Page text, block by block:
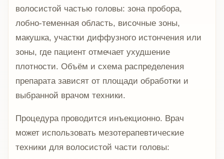
волосистой частью головы: зона пробора,
лобно-теменная область, височные зоны,
макушка, участки диффузного истончения или
зоны, где пациент отмечает ухудшение
плотности. Объём и схема распределения
препарата зависят от площади обработки и
выбранной врачом техники.
Процедура проводится инъекционно. Врач
может использовать мезотерапевтические
техники для волосистой части головы: